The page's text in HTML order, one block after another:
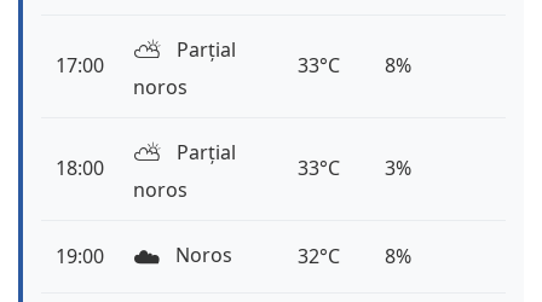
17:00 ⛅️
Parțial
noros
33°C 8%
18:00 ⛅️
Parțial
noros
33°C 3%
19:00 ☁️ Noros 32°C 8%